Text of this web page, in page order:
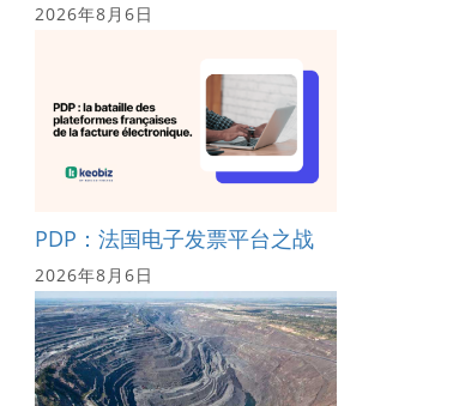
2026年8月6日
PDP：法国电子发票平台之战
2026年8月6日